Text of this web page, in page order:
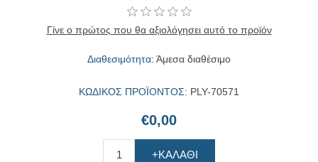
Γίνε ο πρώτος που θα αξιολόγησει αυτό το προϊόν
Διαθεσιμότητα: Άμεσα διαθέσιμο
ΚΩΔΙΚΟΣ ΠΡΟΪΟΝΤΟΣ: PLY-70571
€0,00
+ΚΑΛΆΘΙ